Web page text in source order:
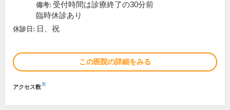
備考: 受付時間は診療終了の30分前
臨時休診あり
休診日: 日、祝
この医院の詳細をみる
アクセス数※